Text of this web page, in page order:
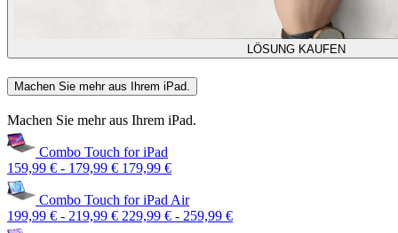
LÖSUNG KAUFEN
Machen Sie mehr aus Ihrem iPad.
Machen Sie mehr aus Ihrem iPad.
Combo Touch for iPad
159,99 € - 179,99 € 179,99 €
Combo Touch for iPad Air
199,99 € - 219,99 € 229,99 € - 259,99 €